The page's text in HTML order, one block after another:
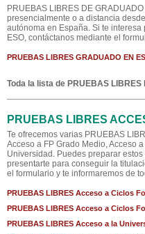
PRUEBAS LIBRES DE
presencialmente o a distancia
autónoma en España. Si te
ESO, contáctanos mediante el
PRUEBAS LIBRES GRADUADO EN
Toda la lista de PRUEBAS LIBRES
PRUEBAS LIBRES
Te ofrecemos varias PRUEBAS
Acceso a FP Grado Medio, Acceso
Universidad. Puedes preparar
presentarte para conseguir la
el formulario y te informaremos de
PRUEBAS LIBRES Acceso a Ciclos
PRUEBAS LIBRES Acceso a Ciclos
PRUEBAS LIBRES Acceso a la